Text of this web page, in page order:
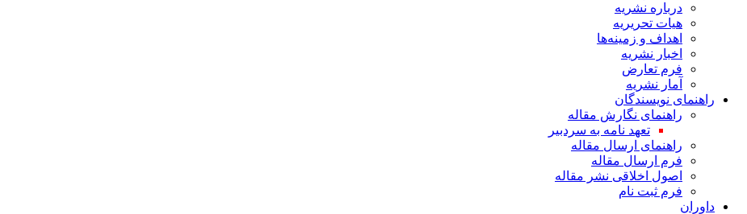
درباره نشریه
هیات تحریریه
اهداف و زمینه‌ها
اخبار نشریه
فرم تعارض
آمار نشریه
راهنمای نویسندگان
راهنمای نگارش مقاله
تعهد نامه به سردبیر
راهنمای ارسال مقاله
فرم ارسال مقاله
اصول اخلاقی نشر مقاله
فرم ثبت نام
داوران